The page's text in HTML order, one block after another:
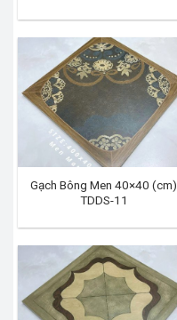
Gạch Bông Men 40×40 (cm)
TDDS-11